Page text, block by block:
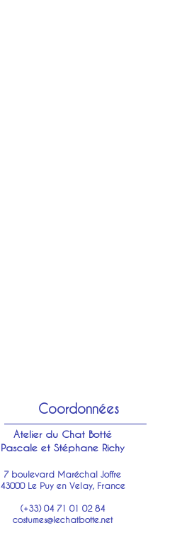
Coordonnées
Atelier du Chat Botté
Pascale et Stéphane Richy
7 boulevard Maréchal Joffre
43000 Le Puy en Velay, France
(+33) 04 71 01 02 84
costumes@lechatbotte.net